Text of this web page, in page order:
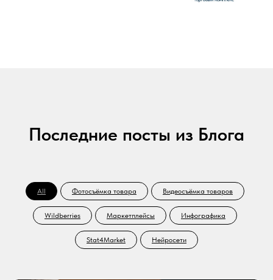
Последние посты из Блога
All Фотосъёмка товара Видеосъёмка товаров
Wildberries Маркетплейсы Инфографика
Stat4Market Нейросети